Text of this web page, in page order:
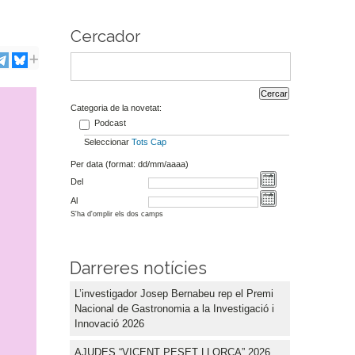
Cercador
Categoria de la novetat:
Podcast
Seleccionar Tots Cap
Per data (format: dd/mm/aaaa)
Del
Al
S'ha d'omplir els dos camps
Darreres notícies
L’investigador Josep Bernabeu rep el Premi
Nacional de Gastronomia a la Investigació i
Innovació 2026
AJUDES “VICENT PESET LLORCA” 2026